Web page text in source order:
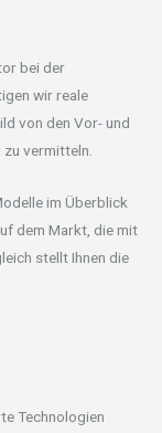
bei der
wir reale
von den Vor- und
zu vermitteln.
im Überblick
dem Markt, die mit
stellt Ihnen die
Technologien